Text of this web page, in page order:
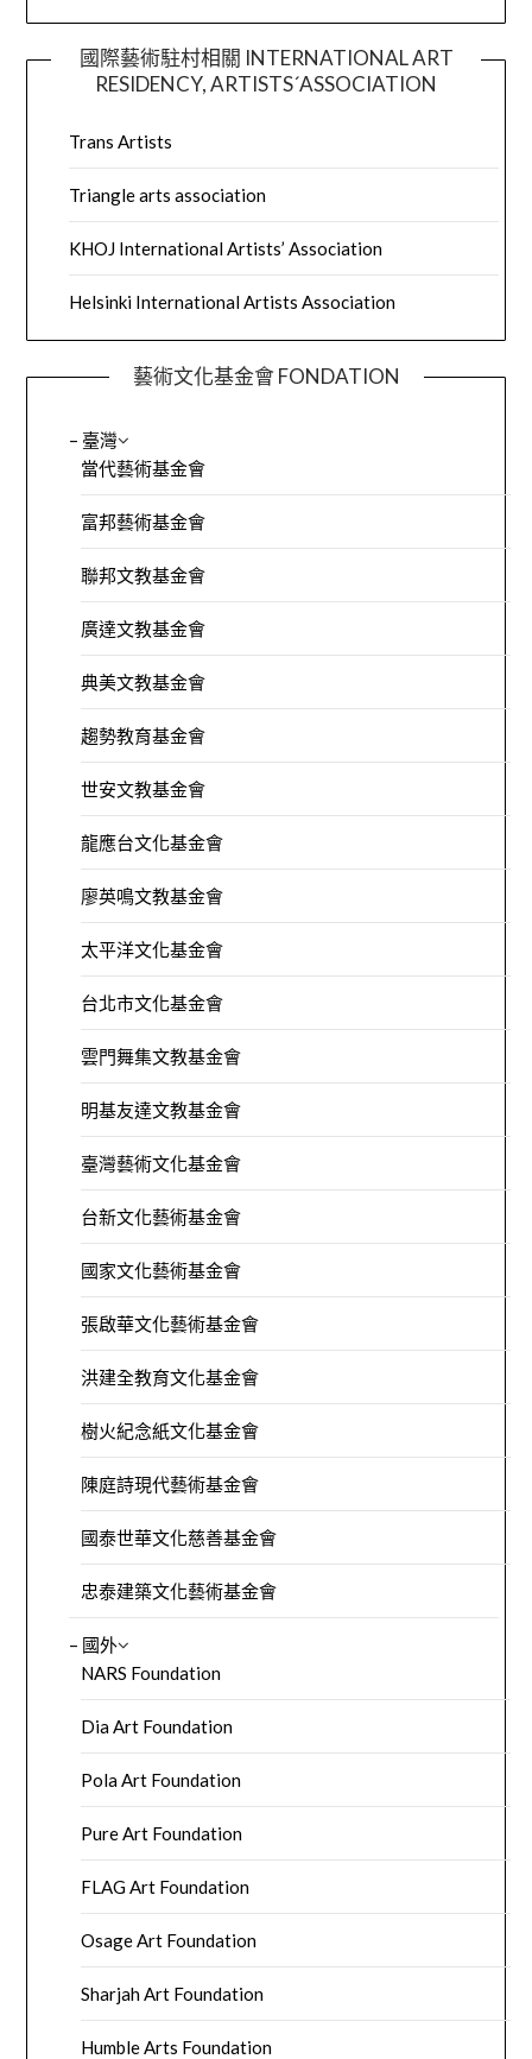
國際藝術駐村相關 INTERNATIONAL ART
RESIDENCY, ARTISTS´ASSOCIATION
Trans Artists
Triangle arts association
KHOJ International Artists’ Association
Helsinki International Artists Association
藝術文化基金會 FONDATION
– 臺灣
當代藝術基金會
富邦藝術基金會
聯邦文教基金會
廣達文教基金會
典美文教基金會
趨勢教育基金會
世安文教基金會
龍應台文化基金會
廖英鳴文教基金會
太平洋文化基金會
台北市文化基金會
雲門舞集文教基金會
明基友達文教基金會
臺灣藝術文化基金會
台新文化藝術基金會
國家文化藝術基金會
張啟華文化藝術基金會
洪建全教育文化基金會
樹火紀念紙文化基金會
陳庭詩現代藝術基金會
國泰世華文化慈善基金會
忠泰建築文化藝術基金會
– 國外
NARS Foundation
Dia Art Foundation
Pola Art Foundation
Pure Art Foundation
FLAG Art Foundation
Osage Art Foundation
Sharjah Art Foundation
Humble Arts Foundation